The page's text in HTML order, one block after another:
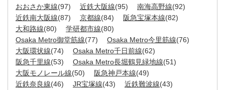
おおさか東線(97) 近鉄大阪線(95) 南海高野線(92)
近鉄南大阪線(87) 京都線(84) 阪急宝塚本線(82)
大和路線(80) 学研都市線(80)
Osaka Metro御堂筋線(77) Osaka Metro今里筋線(76)
大阪環状線(74) Osaka Metro千日前線(62)
阪急千里線(53) Osaka Metro長堀鶴見緑地線(51)
大阪モノレール線(50) 阪急神戸本線(49)
近鉄奈良線(46) JR宝塚線(43) 近鉄難波線(43)